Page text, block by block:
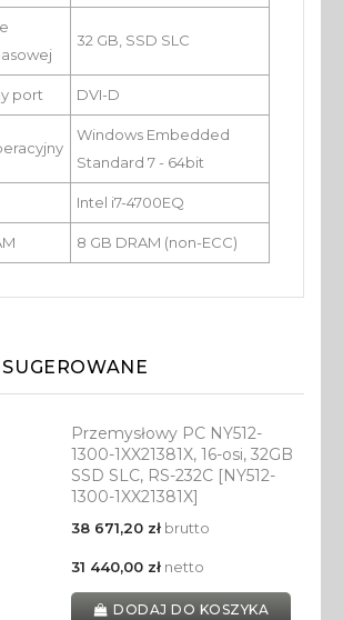
32 GB, SSD SLC
port DVI-D
Windows Embedded
Standard 7 - 64bit
Intel i7-4700EQ
8 GB DRAM (non-ECC)
Przemysłowy PC NY512-
1300-1XX21381X, 16-osi, 32GB
SSD SLC, RS-232C [NY512-
1300-1XX21381X]
38 671,20 złbrutto
31 440,00 złnetto
DODAJ DO KOSZYKA